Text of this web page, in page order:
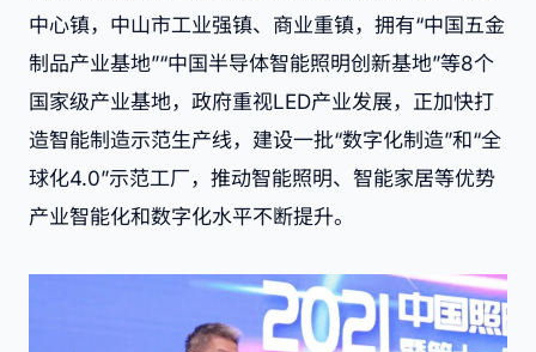
中心镇，中山市工业强镇、商业重镇，拥有“中国五金
制品产业基地”“中国半导体智能照明创新基地”等8个
国家级产业基地，政府重视LED产业发展，正加快打
造智能制造示范生产线，建设一批“数字化制造”和“全
球化4.0”示范工厂，推动智能照明、智能家居等优势
产业智能化和数字化水平不断提升。